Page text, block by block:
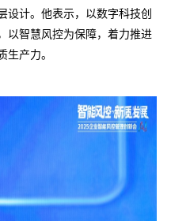
设计。他表示，以数字科技创
以智慧风控为保障，着力推进
产力。